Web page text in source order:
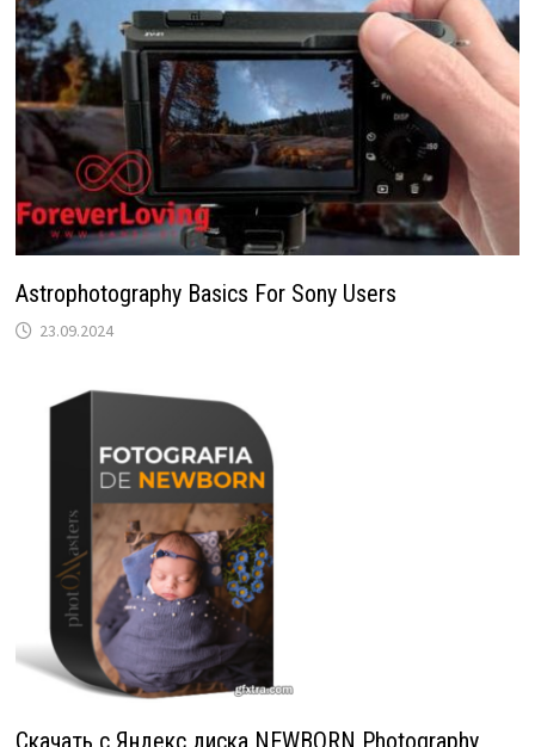
Astrophotography Basics For Sony Users
23.09.2024
Скачать с Яндекс диска NEWBORN Photography